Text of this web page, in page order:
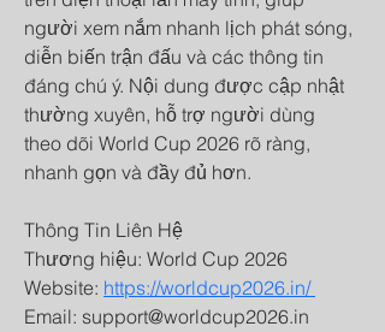
người xem nắm nhanh lịch phát sóng,
diễn biến trận đấu và các thông tin
đáng chú ý. Nội dung được cập nhật
thường xuyên, hỗ trợ người dùng
theo dõi World Cup 2026 rõ ràng,
nhanh gọn và đầy đủ hơn.
Thông Tin Liên Hệ
Thương hiệu: World Cup 2026
Website: https://worldcup2026.in/
Email: support@worldcup2026.in